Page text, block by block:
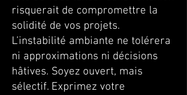
risquerait de compromettre la
solidité de vos projets.
L’instabilité ambiante ne tolérera
ni approximations ni décisions
hâtives. Soyez ouvert, mais
sélectif. Exprimez votre